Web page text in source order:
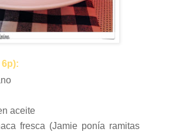
6p):
aceite
fresca (Jamie ponía ramitas